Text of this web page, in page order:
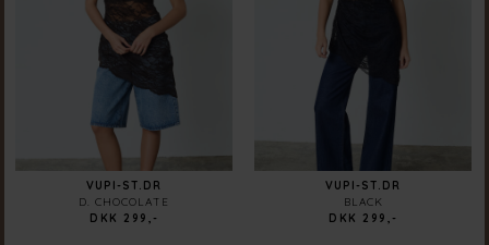
VUPI-ST.DR
D. CHOCOLATE
DKK 299,-
VUPI-ST.DR
BLACK
DKK 299,-